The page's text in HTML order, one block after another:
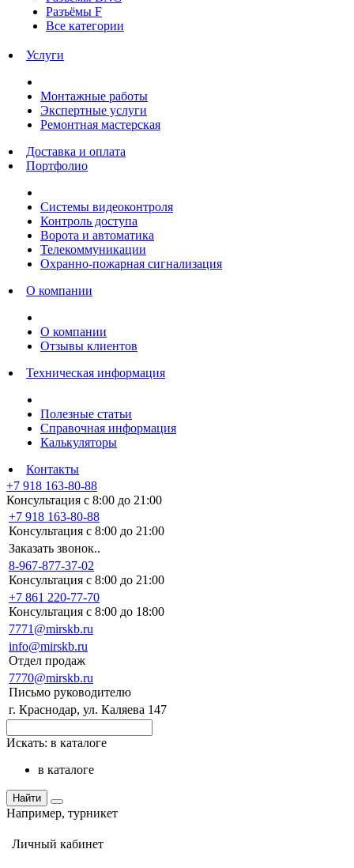
Разъёмы F
Все категории
Услуги
Монтажные работы
Экспертные услуги
Ремонтная мастерская
Доставка и оплата
Портфолио
Системы видеоконтроля
Контроль доступа
Ворота и автоматика
Телекоммуникации
Охранно-пожарная сигнализация
О компании
О компании
Отзывы клиентов
Техническая информация
Полезные статьи
Справочная информация
Калькуляторы
Контакты
+7 918 163-80-88
Консультация с 8:00 до 21:00
+7 918 163-80-88
Консультация с 8:00 до 21:00
Заказать звонок..
8-967-877-37-02
Консультация с 8:00 до 21:00
+7 861 220-77-70
Консультация с 8:00 до 18:00
7771@mirskb.ru
info@mirskb.ru
Отдел продаж
7770@mirskb.ru
Письмо руководителю
г. Краснодар, ул. Каляева 147
Искать: в каталоге
в каталоге
Найти
Например, турникет
Личный кабинет